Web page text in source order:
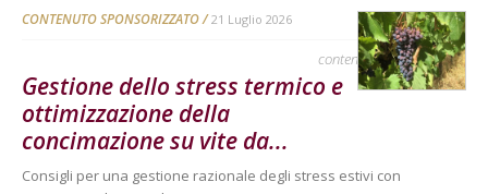
CONTENUTO SPONSORIZZATO 21 Luglio 2026
contenuto sponsorizzato
Gestione dello stress termico e
ottimizzazione della
concimazione su vite da...
Consigli per una gestione razionale degli stress estivi con